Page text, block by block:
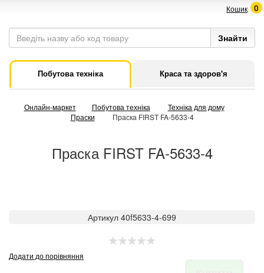
Кошик 0
Побутова техніка Краса та здоров'я
Онлайн-маркет Побутова техніка
Техніка для дому
Праски
Праска FIRST FA-5633-4
Праска FIRST FA-5633-4
Артикул 40f5633-4-699
Додати до порівняння